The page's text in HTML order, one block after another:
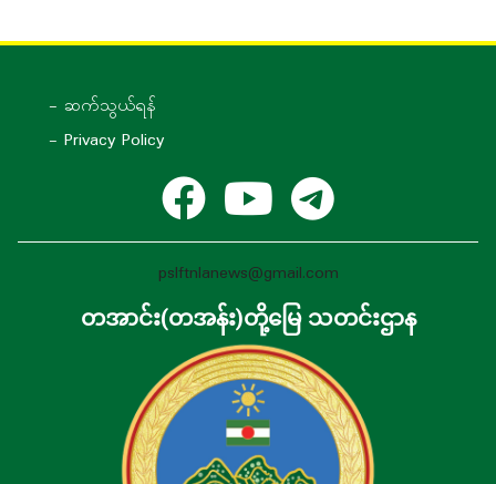
- ဆက်သွယ်ရန်
- Privacy Policy
pslftnlanews@gmail.com
တအာင်း(တအန်း)တို့မြေ သတင်းဌာန